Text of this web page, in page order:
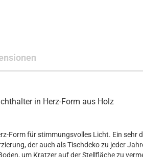
in Herz-Form aus Holz
Form für stimmungsvolles Licht. Ein sehr
der auch als Tischdeko zu jeder
um Kratzer auf der Stellfläche zu